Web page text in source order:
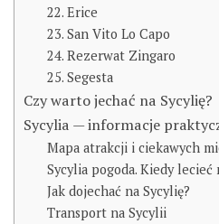
22. Erice
23. San Vito Lo Capo
24. Rezerwat Zingaro
25. Segesta
Czy warto jechać na Sycylię?
Sycylia — informacje
Mapa atrakcji i ciekawych
Sycylia pogoda. Kiedy lecieć
Jak dojechać na Sycylię?
Transport na Sycylii